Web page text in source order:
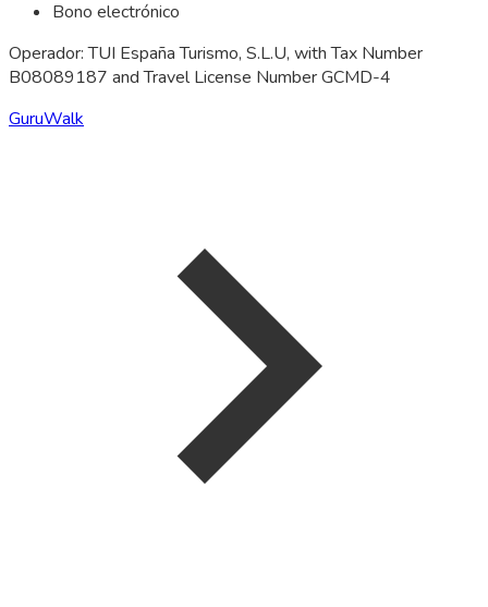
Bono electrónico
Operador: TUI España Turismo, S.L.U, with Tax Number
B08089187 and Travel License Number GCMD-4
GuruWalk